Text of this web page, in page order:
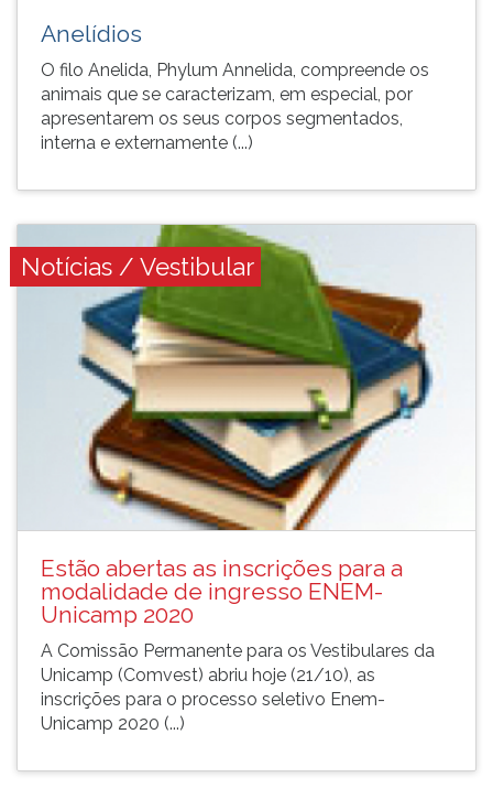
Anelídios
O filo Anelida, Phylum Annelida, compreende os
animais que se caracterizam, em especial, por
apresentarem os seus corpos segmentados,
interna e externamente (...)
Notícias / Vestibular
Estão abertas as inscrições para a
modalidade de ingresso ENEM-
Unicamp 2020
A Comissão Permanente para os Vestibulares da
Unicamp (Comvest) abriu hoje (21/10), as
inscrições para o processo seletivo Enem-
Unicamp 2020 (...)